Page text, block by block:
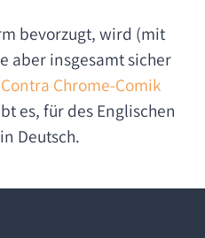
bevorzugt, wird (mit
aber insgesamt sicher
Contra Chrome-Comik
es, für des Englischen
Deutsch.